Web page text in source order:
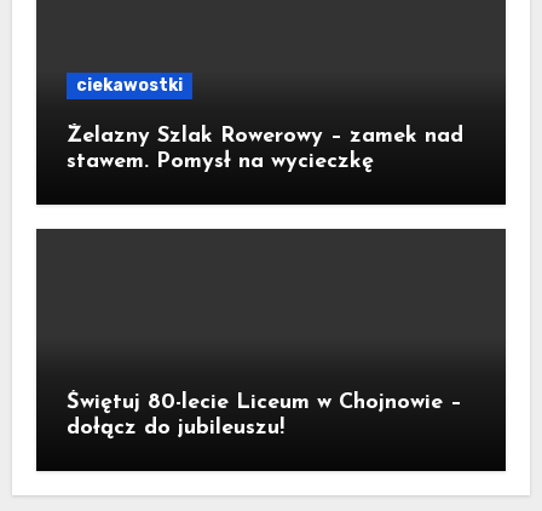
ciekawostki
Żelazny Szlak Rowerowy – zamek nad
stawem. Pomysł na wycieczkę
Świętuj 80-lecie Liceum w Chojnowie –
dołącz do jubileuszu!